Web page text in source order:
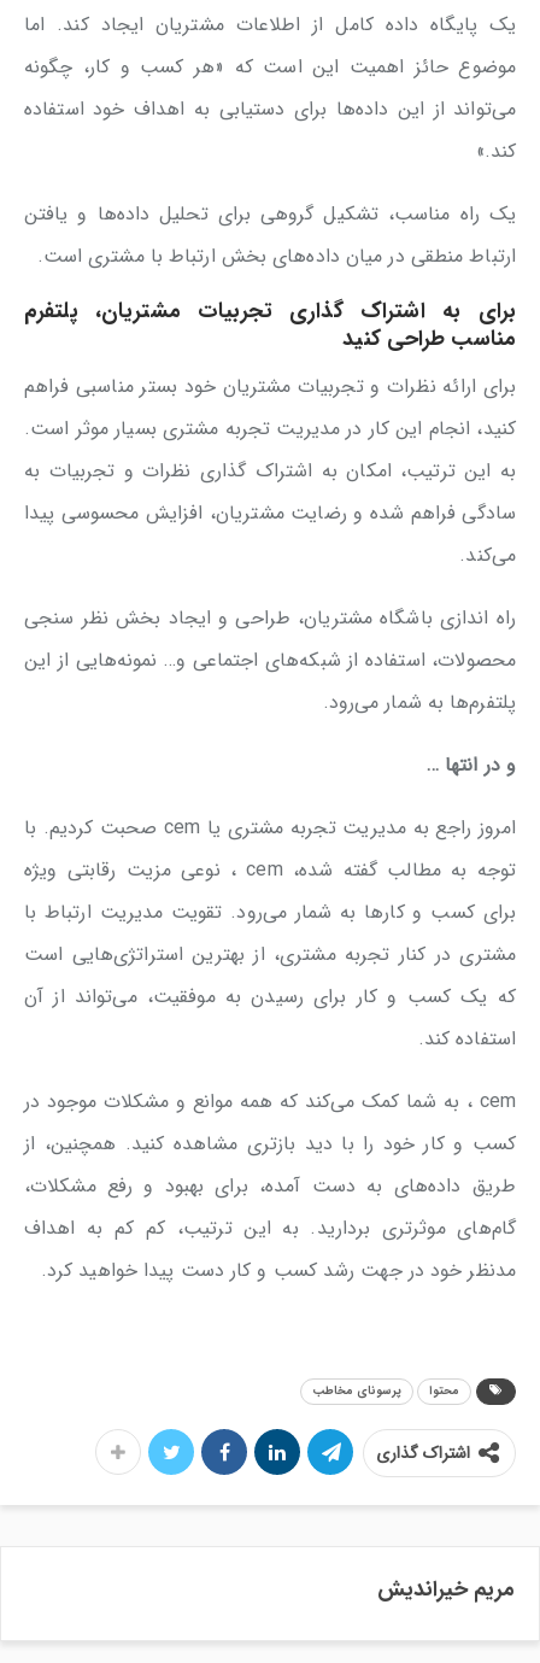
یک پایگاه داده کامل از اطلاعات مشتریان ایجاد کند. اما
موضوع حائز اهمیت این است که «هر کسب و کار، چگونه
می‌تواند از این داده‌ها برای دستیابی به اهداف خود استفاده
کند.»
یک راه مناسب، تشکیل گروهی برای تحلیل داده‌ها و یافتن
ارتباط منطقی در میان داده‌های بخش ارتباط با مشتری است.
برای به اشتراک گذاری تجربیات مشتریان، پلتفرم
مناسب طراحی کنید
برای ارائه نظرات و تجربیات مشتریان خود بستر مناسبی فراهم
کنید، انجام این کار در مدیریت تجربه مشتری بسیار موثر است.
به این ترتیب، امکان به اشتراک گذاری نظرات و تجربیات به
سادگی فراهم شده و رضایت مشتریان، افزایش محسوسی پیدا
می‌کند.
راه اندازی باشگاه مشتریان، طراحی و ایجاد بخش نظر سنجی
محصولات، استفاده از شبکه‌های اجتماعی و… نمونه‌هایی از این
پلتفرم‌ها به شمار می‌رود.
و در انتها …
امروز راجع به مدیریت تجربه مشتری یا cem صحبت کردیم. با
توجه به مطالب گفته شده، cem ، نوعی مزیت رقابتی ویژه
برای کسب و کارها به شمار می‌رود. تقویت مدیریت ارتباط با
مشتری در کنار تجربه مشتری، از بهترین استراتژی‌هایی است
که یک کسب و کار برای رسیدن به موفقیت، می‌تواند از آن
استفاده کند.
cem ، به شما کمک می‌کند که همه موانع و مشکلات موجود در
کسب و کار خود را با دید بازتری مشاهده کنید. همچنین، از
طریق داده‌های به دست آمده، برای بهبود و رفع مشکلات،
گام‌های موثرتری بردارید. به این ترتیب، کم کم به اهداف
مدنظر خود در جهت رشد کسب و کار دست پیدا خواهید کرد.
محتوا پرسونای مخاطب
اشتراک گذاری
مریم خیراندیش